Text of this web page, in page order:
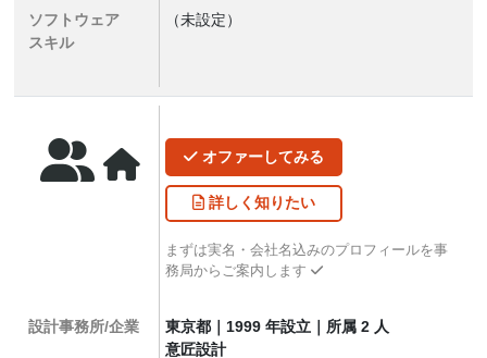
ソフトウェア
スキル
（未設定）
オファーしてみる
詳しく知りたい
まずは実名・会社名込みのプロフィールを事
務局からご案内します
設計事務所/企業
東京都｜1999 年設立｜所属 2 人
意匠設計